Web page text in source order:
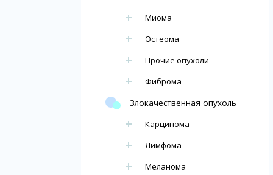
Миома
Остеома
Прочие опухоли
Фиброма
Злокачественная опухоль
Карцинома
Лимфома
Меланома